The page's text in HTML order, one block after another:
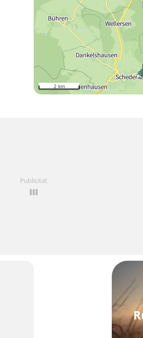
2 km
Publicitat